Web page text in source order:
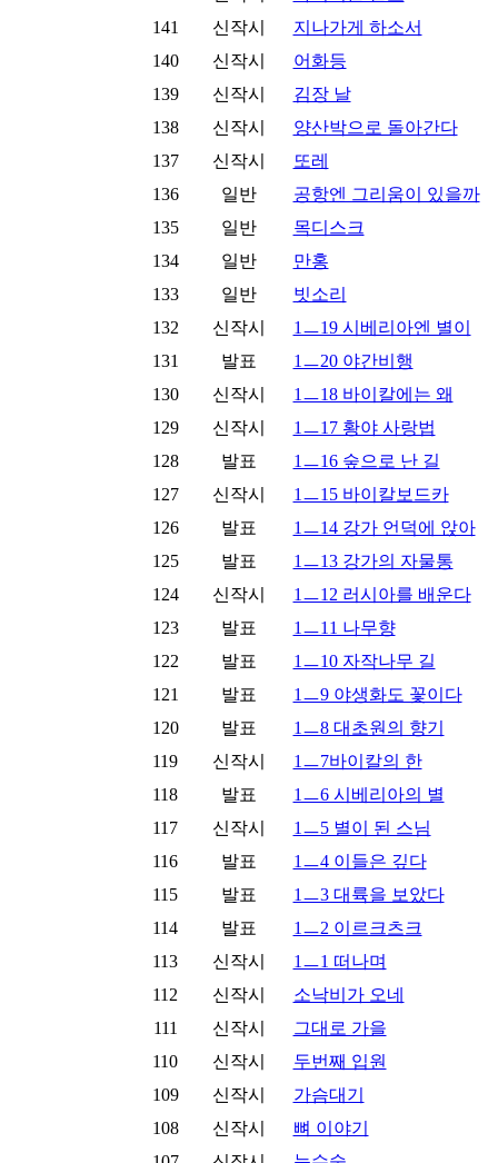
141
신작시
지나가게 하소서
140
신작시
어화등
139
신작시
김장 날
138
신작시
양산박으로 돌아간다
137
신작시
또레
136
일반
공항엔 그리움이 있을까
135
일반
목디스크
134
일반
만홍
133
일반
빗소리
132
신작시
1ㅡ19 시베리아엔 별이
131
발표
1ㅡ20 야간비행
130
신작시
1ㅡ18 바이칼에는 왜
129
신작시
1ㅡ17 황야 사랑법
128
발표
1ㅡ16 숲으로 난 길
127
신작시
1ㅡ15 바이칼보드카
126
발표
1ㅡ14 강가 언덕에 앉아
125
발표
1ㅡ13 강가의 자물통
124
신작시
1ㅡ12 러시아를 배운다
123
발표
1ㅡ11 나무향
122
발표
1ㅡ10 자작나무 길
121
발표
1ㅡ9 야생화도 꽃이다
120
발표
1ㅡ8 대초원의 향기
119
신작시
1ㅡ7바이칼의 한
118
발표
1ㅡ6 시베리아의 별
117
신작시
1ㅡ5 별이 된 스님
116
발표
1ㅡ4 이들은 깊다
115
발표
1ㅡ3 대륙을 보았다
114
발표
1ㅡ2 이르크츠크
113
신작시
1ㅡ1 떠나며
112
신작시
소낙비가 오네
111
신작시
그대로 가을
110
신작시
두번째 입원
109
신작시
가슴대기
108
신작시
뼈 이야기